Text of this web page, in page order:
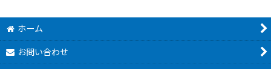
ホーム
お問い合わせ